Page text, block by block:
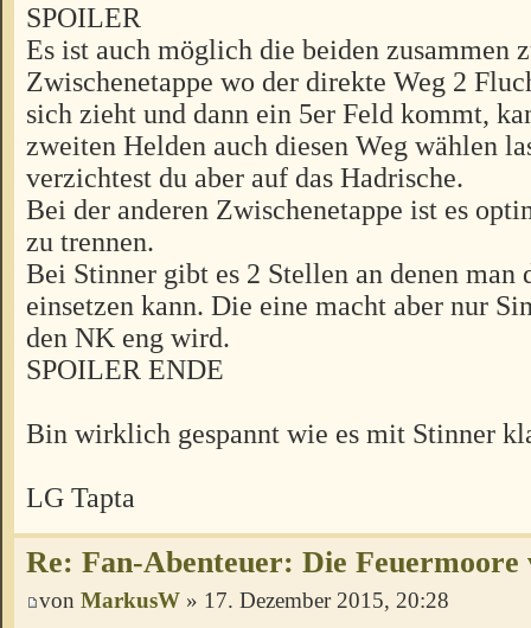
SPOILER
Es ist auch möglich die beiden zusammen
Zwischenetappe wo der direkte Weg 2
sich zieht und dann ein 5er Feld kommt,
zweiten Helden auch diesen Weg wählen
verzichtest du aber auf das Hadrische.
Bei der anderen Zwischenetappe ist es
zu trennen.
Bei Stinner gibt es 2 Stellen an denen man
einsetzen kann. Die eine macht aber nur
den NK eng wird.
SPOILER ENDE
Bin wirklich gespannt wie es mit Stinner
LG Tapta
Re: Fan-Abenteuer: Die Feuermoore
von MarkusW » 17. Dezember 2015, 20:28